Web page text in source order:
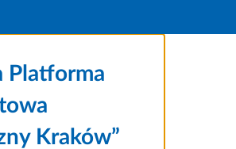
Platforma
Kraków”